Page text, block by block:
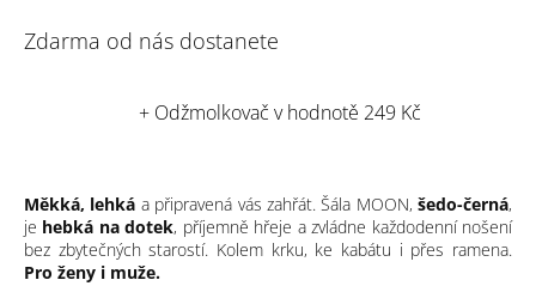
Zdarma od nás dostanete
+ Odžmolkovač v hodnotě 249 Kč
Měkká, lehká a připravená vás zahřát. Šála MOON, šedo-černá,
je hebká na dotek, příjemně hřeje a zvládne každodenní nošení
bez zbytečných starostí. Kolem krku, ke kabátu i přes ramena.
Pro ženy i muže.